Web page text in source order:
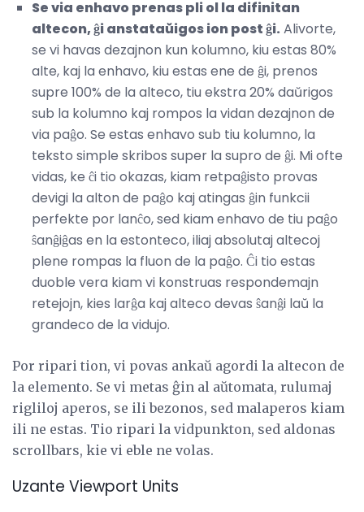
Se via enhavo prenas pli ol la difinitan
altecon, ĝi anstataŭigos ion post ĝi. Alivorte,
se vi havas dezajnon kun kolumno, kiu estas 80%
alte, kaj la enhavo, kiu estas ene de ĝi, prenos
supre 100% de la alteco, tiu ekstra 20% daŭrigos
sub la kolumno kaj rompos la vidan dezajnon de
via paĝo. Se estas enhavo sub tiu kolumno, la
teksto simple skribos super la supro de ĝi. Mi ofte
vidas, ke ĉi tio okazas, kiam retpaĝisto provas
devigi la alton de paĝo kaj atingas ĝin funkcii
perfekte por lanĉo, sed kiam enhavo de tiu paĝo
ŝanĝiĝas en la estonteco, iliaj absolutaj altecoj
plene rompas la fluon de la paĝo. Ĉi tio estas
duoble vera kiam vi konstruas respondemajn
retejojn, kies larĝa kaj alteco devas ŝanĝi laŭ la
grandeco de la vidujo.
Por ripari tion, vi povas ankaŭ agordi la altecon de
la elemento. Se vi metas ĝin al aŭtomata, rulumaj
rigliloj aperos, se ili bezonos, sed malaperos kiam
ili ne estas. Tio ripari la vidpunkton, sed aldonas
scrollbars, kie vi eble ne volas.
Uzante Viewport Units